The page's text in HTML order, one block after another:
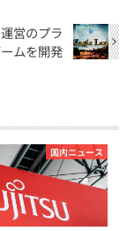
営のプラ
ムを開発
国内ニュース